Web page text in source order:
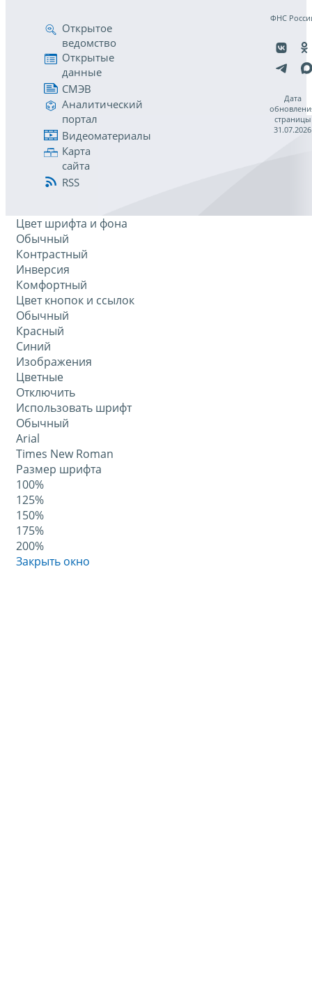
Открытое
ведомство
Открытые
данные
СМЭВ
Аналитический
портал
Видеоматериалы
Карта
сайта
RSS
ФНС
Дата
страницы
31.07.2026
Цвет шрифта и фона
Обычный
Контрастный
Инверсия
Комфортный
Цвет кнопок и ссылок
Обычный
Красный
Синий
Изображения
Цветные
Отключить
Использовать шрифт
Обычный
Arial
Times New Roman
Размер шрифта
100%
125%
150%
175%
200%
Закрыть окно